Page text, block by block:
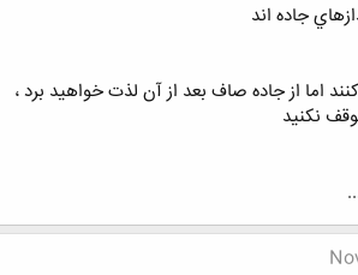
جاده اند
اما از جاده صاف بعد از آن لذت خواهيد برد ،
نكنيد